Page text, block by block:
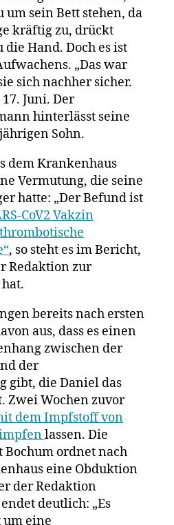
sein Bett stehen, da
kräftig zu, drückt
Hand. Doch es ist
„Das war
sich nachher sicher.
Juni. Der
hinterlässt seine
Sohn.
dem Krankenhaus
Vermutung, die seine
hatte: „Der Befund ist
CoV2 Vakzin
, so steht es im Bericht,
Redaktion zur
bereits nach ersten
aus, dass es einen
zwischen der
der
gibt, die Daniel das
Zwei Wochen zuvor
dem Impfstoff von
lassen. Die
Bochum ordnet nach
eine Obduktion
der Redaktion
deutlich: „Es
eine